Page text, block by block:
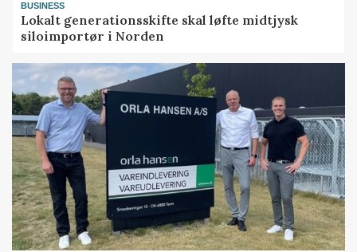
BUSINESS
Lokalt generationsskifte skal løfte midtjysk
siloimportør i Norden